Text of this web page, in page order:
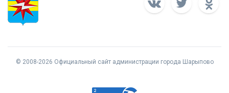
© 2008-2026 Официальный сайт администрации города Шарыпово